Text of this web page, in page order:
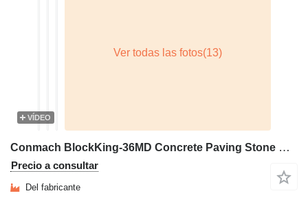
VÍDEO
Conmach BlockKing-36MD Concrete Paving Stone Machine - 1.000 m2/shift
Precio a consultar
Del fabricante